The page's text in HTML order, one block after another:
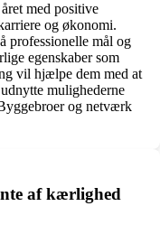
med positive
og økonomi.
professionelle mål og
egenskaber som
vil hjælpe dem med at
mulighederne
og netværk
af kærlighed